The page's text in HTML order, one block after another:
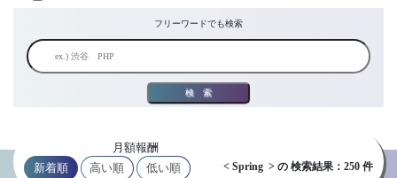
フリーワードでも検索
検索
新着順
月額報酬
高い順
低い順 < Spring > の 検索結果：250 件